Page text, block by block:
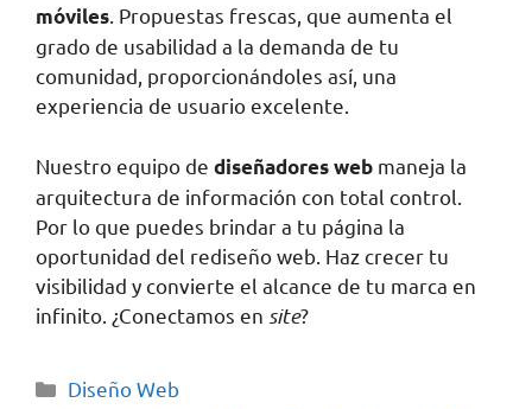
móviles. Propuestas frescas, que aumenta el
grado de usabilidad a la demanda de tu
comunidad, proporcionándoles así, una
experiencia de usuario excelente.
Nuestro equipo de diseñadores web maneja la
arquitectura de información con total control.
Por lo que puedes brindar a tu página la
oportunidad del rediseño web. Haz crecer tu
visibilidad y convierte el alcance de tu marca en
infinito. ¿Conectamos en site?
Diseño Web